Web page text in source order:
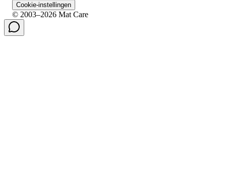
Cookie-instellingen
© 2003–2026 Mat Care